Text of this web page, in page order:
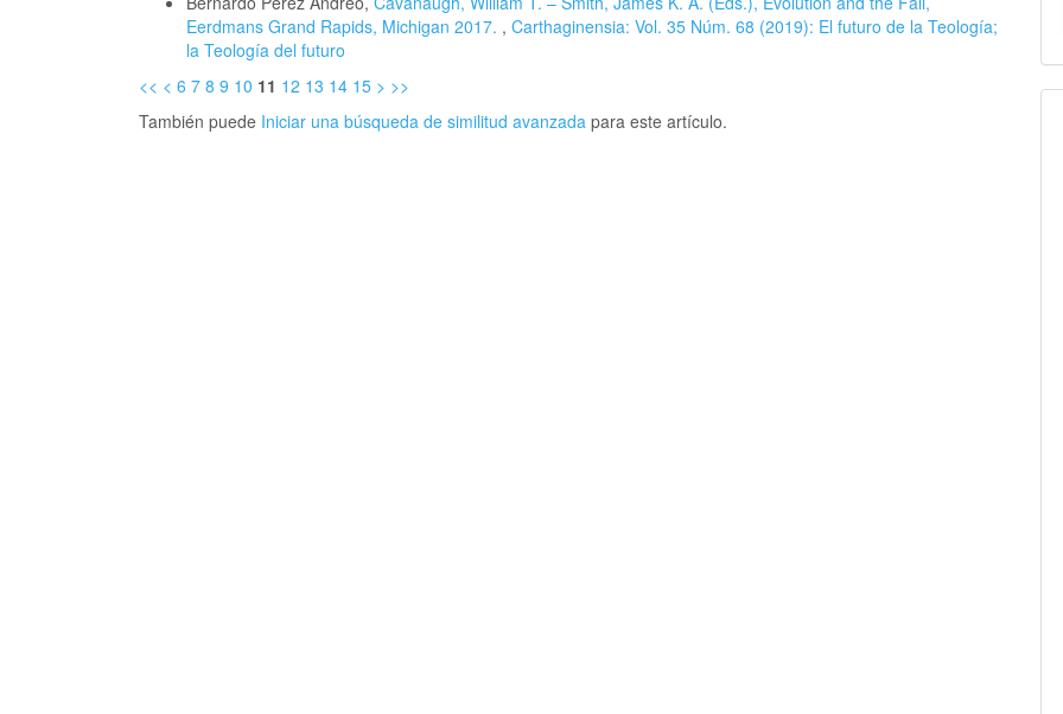
Eerdmans Grand Rapids, Michigan 2017. , Carthaginensia: Vol. 35 Núm. 68 (2019): El futuro de la Teología;
la Teología del futuro
<< < 6 7 8 9 10 11 12 13 14 15 > >>
También puede Iniciar una búsqueda de similitud avanzada para este artículo.